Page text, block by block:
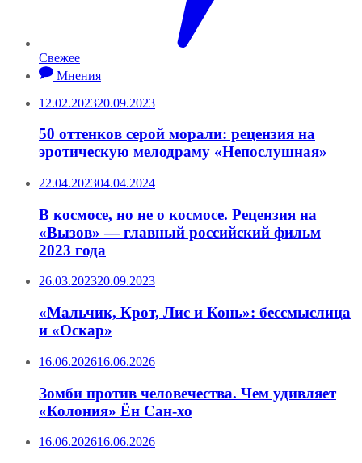
Свежее
Мнения
12.02.202320.09.2023
50 оттенков серой морали: рецензия на
эротическую мелодраму «Непослушная»
22.04.202304.04.2024
В космосе, но не о космосе. Рецензия на
«Вызов» — главный российский фильм
2023 года
26.03.202320.09.2023
«Мальчик, Крот, Лис и Конь»: бессмыслица
и «Оскар»
16.06.202616.06.2026
Зомби против человечества. Чем удивляет
«Колония» Ён Сан-хо
16.06.202616.06.2026